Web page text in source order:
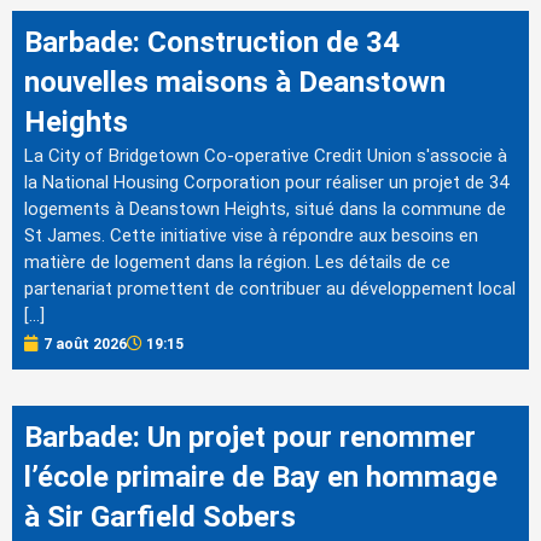
Barbade: Construction de 34
nouvelles maisons à Deanstown
Heights
La City of Bridgetown Co-operative Credit Union s'associe à
la National Housing Corporation pour réaliser un projet de 34
logements à Deanstown Heights, situé dans la commune de
St James. Cette initiative vise à répondre aux besoins en
matière de logement dans la région. Les détails de ce
partenariat promettent de contribuer au développement local
[…]
7 août 2026 19:15
Barbade: Un projet pour renommer
l’école primaire de Bay en hommage
à Sir Garfield Sobers